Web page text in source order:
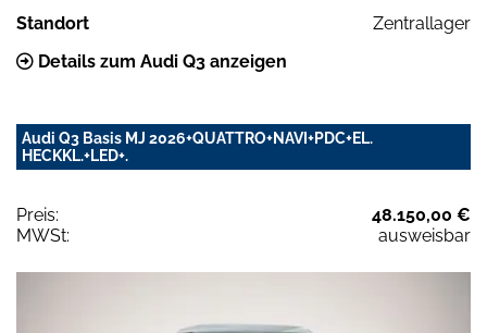
Standort
Zentrallager
Details zum Audi Q3 anzeigen
Audi Q3 Basis MJ 2026+QUATTRO+NAVI+PDC+EL.
HECKKL.+LED+.
Preis:
48.150,00 €
MWSt:
ausweisbar